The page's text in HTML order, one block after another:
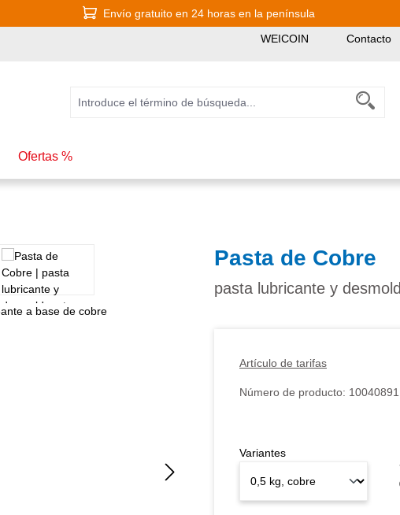
Envío gratuito en 24 horas en la península
WEICOIN Contacto
Ofertas %
Pasta de Cobre
pasta lubricante y
Artículo de tarifas
Número de producto: 10040891
Variantes